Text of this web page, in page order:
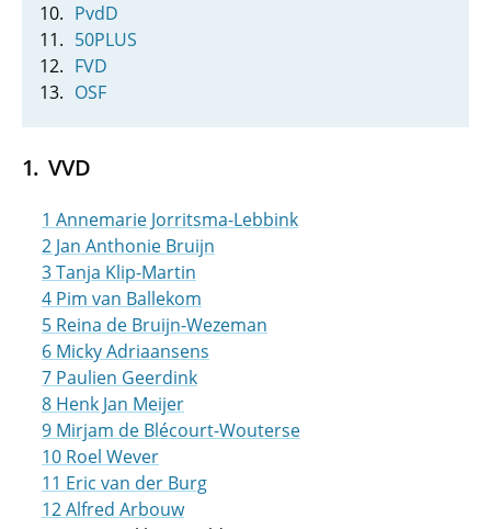
PvdD
50PLUS
FVD
OSF
VVD
1 Annemarie Jorritsma-Lebbink
2 Jan Anthonie Bruijn
3 Tanja Klip-Martin
4 Pim van Ballekom
5 Reina de Bruijn-Wezeman
6 Micky Adriaansens
7 Paulien Geerdink
8 Henk Jan Meijer
9 Mirjam de Blécourt-Wouterse
10 Roel Wever
11 Eric van der Burg
12 Alfred Arbouw